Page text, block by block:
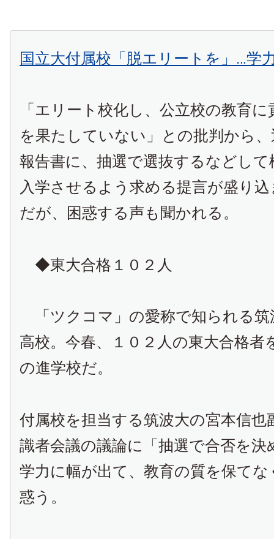
国立大付属校「脱エリートを」…学
「エリート校化し、公立校の教育
を果たしていない」との批判から
報告書に、抽選で選抜するなどし
入学させるよう求める提言が盛り
だが、困惑する声も聞かれる。
◆東大合格１０２人
「ツクコマ」の愛称で知られる筑
高校。今春、１０２人の東大合格者
の進学校だ。
付属校を担当する筑波大の宮本信也
識者会議の議論に「抽選で合否を決
学力に幅が出て、教育の質を保て
惑う。